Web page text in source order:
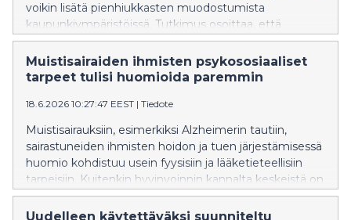
voikin lisätä pienhiukkasten muodostumista
kaupunkiympäristöissä. Tutkimus osoittaa, että
typpioksidi – ilmansaaste, jota syntyy pääasiassa
liikenteessä, energiantuotannossa ja muissa
polttoprosesseissa – voi edistää haitallisten
Ilmakehätieteessä on pitkään vallinnut päinvastainen
käsitys.
Muistisairaiden ihmisten psykososiaaliset
tarpeet tulisi huomioida paremmin
18.6.2026 10:27:47 EEST | Tiedote
Muistisairauksiin, esimerkiksi Alzheimerin tautiin,
sairastuneiden ihmisten hoidon ja tuen järjestämisessä
huomio kohdistuu usein fyysisiin ja lääketieteellisiin
tarpeisiin. Kuitenkin hyvinvoinnin kannalta keskeistä on
huomioida psykososiaaliset tarpeet, kuten
merkityksellisyyden, yhteenkuuluvuuden ja
Uudelleen käytettäväksi suunniteltu